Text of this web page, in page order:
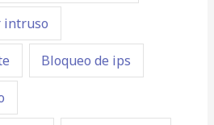
intruso
Bloqueo de ips